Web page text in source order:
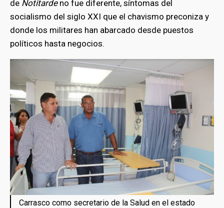
de Notitardeno fue diferente, síntomas del
socialismo del siglo XXI que el chavismo preconiza y
donde los militares han abarcado desde puestos
políticos hasta negocios.
Carrasco como secretario de la Salud en el estado